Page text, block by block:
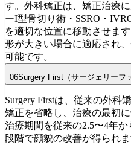
外科矯正とは
初診相談を予約
す。外科矯正は、矯正治療
ーI型骨切り術・SSRO・
を適切な位置に移動させま
形が大きい場合に適応され
可能です。
06Surgery First（サージェリーフ
Surgery Firstは、従来の外科
矯正を省略し、治療の最初
治療期間を従来の2.5〜4年
段階で顔貌の改善が得られ